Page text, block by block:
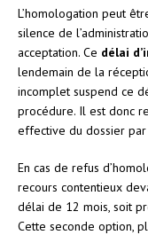
L’homologation peut
silence de
acceptation. Ce délai
lendemain de la
incomplet suspend ce
procédure. Il est donc
effective du dossier par
En cas de refus
recours contentieux
délai de 12 mois, soit
Cette seconde option,